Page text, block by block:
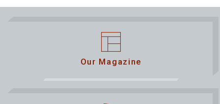
Our Magazine